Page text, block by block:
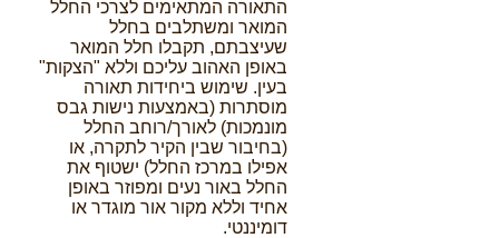
התאורה המתאימים לצרכי החלל
המואר ומשתלבים בחלל
שעיצבתם, תקבלו חלל המואר
באופן האהוב עליכם וללא "הצקות"
בעין. שימוש ביחידות תאורה
מוסתרות (באמצעות נישות גבס
מונמכות) לאורך/רוחב החלל
(בחיבור שבין הקיר לתקרה, או
אפילו במרכז החלל) ישטוף את
החלל באור נעים ומפוזר באופן
אחיד וללא מקור אור מוגדר או
דומיננטי.